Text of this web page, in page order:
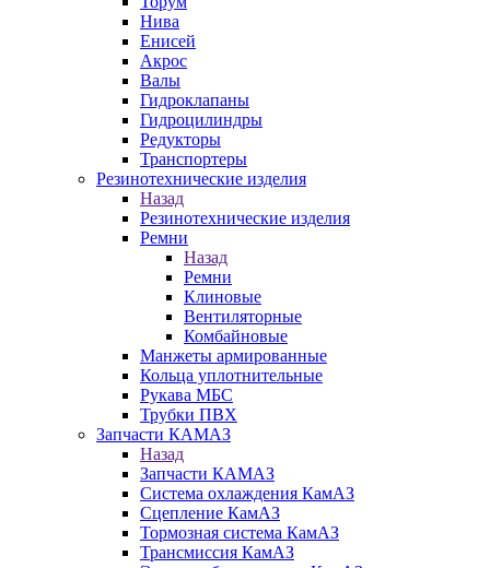
Нива
Енисей
Акрос
Валы
Гидроклапаны
Гидроцилиндры
Редукторы
Транспортеры
Резинотехнические изделия
Назад
Резинотехнические изделия
Ремни
Назад
Ремни
Клиновые
Вентиляторные
Комбайновые
Манжеты армированные
Кольца уплотнительные
Рукава МБС
Трубки ПВХ
Запчасти КАМАЗ
Назад
Запчасти КАМАЗ
Система охлаждения КамАЗ
Сцепление КамАЗ
Тормозная система КамАЗ
Трансмиссия КамАЗ